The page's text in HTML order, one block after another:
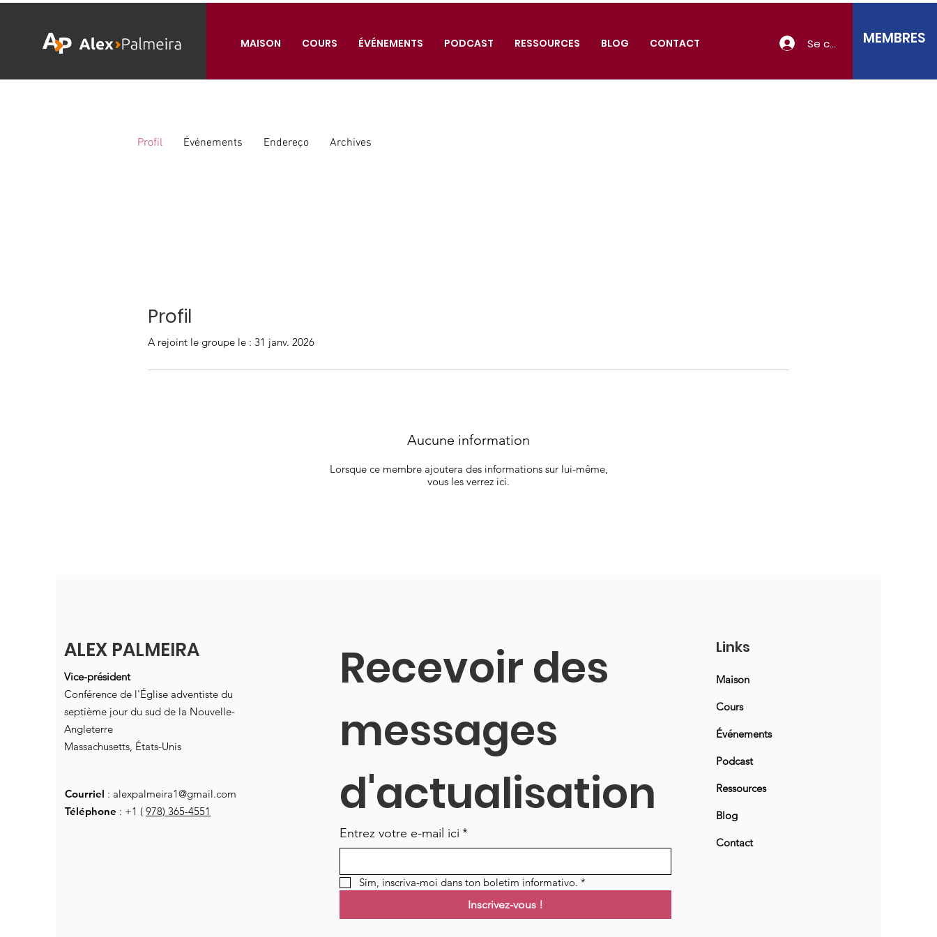
MAISON COURS ÉVÉNEMENTS PODCAST RESSOURCES BLOG CONTACT Se connecterMEMBRES
Profil
A rejoint le groupe le : 31 janv. 2026
Aucune information
Lorsque ce membre ajoutera des informations sur lui-même,
vous les verrez ici.
Profil Événements Endereço Archives
ALEX PALMEIRA
Vice-président
Conférence de l'Église adventiste du
septième jour du sud de la Nouvelle-
Angleterre
Massachusetts, États-Unis
Courriel : alexpalmeira1@gmail.com
Téléphone : +1 ( 978) 365-4551
Recevoir des
messages
d'actualisation
Entrez votre e-mail ici *
Sim, inscriva-moi dans ton boletim informativo. *
Inscrivez-vous !
Links
Maison
Cours
Événements
Podcast
Ressources
Blog
Contact